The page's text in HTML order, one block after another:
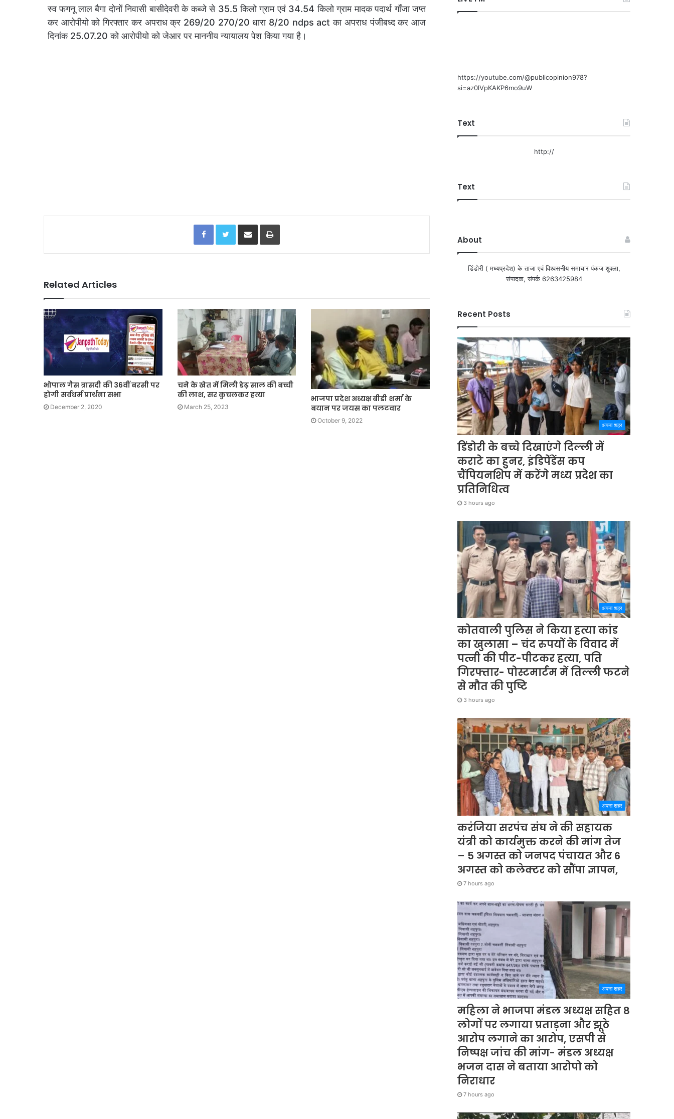
स्व फगनू लाल बैगा दोनों निवासी बासीदेवरी के कब्जे से 35.5 किलो ग्राम एवं 34.54 किलो ग्राम मादक पदार्थ गाँजा जप्त
कर आरोपीयो को गिरफ्तार कर अपराध क्र 269/20 270/20 धारा 8/20 ndps act का अपराध पंजीबध्द कर आज
दिनांक 25.07.20 को आरोपीयो को जेआर पर माननीय न्यायालय पेश किया गया है।
Facebook Twitter
Related Articles
भोपाल गैस त्रासदी की 36वीं बरसी पर
होगी सर्वधर्म प्रार्थना सभा
December 2, 2020
चने के खेत में मिली डेढ़ साल की बच्ची
की लाश, सर कुचलकर हत्या
March 25, 2023
भाजपा प्रदेश अध्यक्ष बीडी शर्मा के
बयान पर जयस का पलटवार
October 9, 2022
https://youtube.com/@publicopinion978?
si=az0lVpKAKP6mo9uW
Text
http://
Text
About
डिंडोरी ( मध्यप्रदेश) के ताजा एवं विश्वसनीय समाचार पंकज शुक्ला,
संपादक, संपर्क 6263425984
Recent Posts
अपना शहर
डिंडोरी के बच्चे दिखाएंगे दिल्ली में
कराटे का हुनर, इंडिपेंडेंस कप
चैंपियनशिप में करेंगे मध्य प्रदेश का
प्रतिनिधित्व
3 hours ago
अपना शहर
कोतवाली पुलिस ने किया हत्या कांड
का खुलासा – चंद रुपयों के विवाद में
पत्नी की पीट-पीटकर हत्या, पति
गिरफ्तार- पोस्टमार्टम में तिल्ली फटने
से मौत की पुष्टि
3 hours ago
अपना शहर
करंजिया सरपंच संघ ने की सहायक
यंत्री को कार्यमुक्त करने की मांग तेज
– 5 अगस्त को जनपद पंचायत और 6
अगस्त को कलेक्टर को सौंपा ज्ञापन,
7 hours ago
अपना शहर
महिला ने भाजपा मंडल अध्यक्ष सहित 8
लोगों पर लगाया प्रताड़ना और झूठे
आरोप लगाने का आरोप, एसपी से
निष्पक्ष जांच की मांग- मंडल अध्यक्ष
भजन दास ने बताया आरोपो को
निराधार
7 hours ago